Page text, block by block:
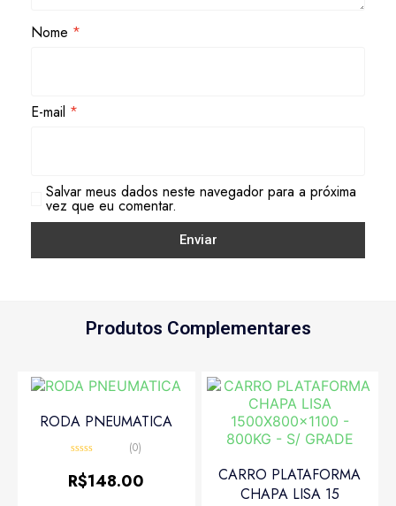
Nome *
E-mail *
Salvar meus dados neste navegador para a próxima
vez que eu comentar.
Produtos Complementares
RODA PNEUMATICA
0
de
(0)
R$148.00
CARRO PLATAFORMA
CHAPA LISA 15